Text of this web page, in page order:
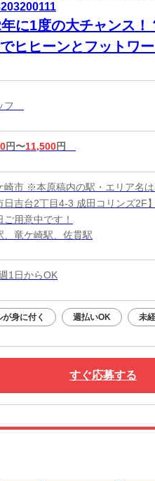
に1度の大チャンス
ヒヒーンとフットワ
フ
円〜11,500円
崎市 ※本原稿内の駅・エリア名
日吉台2丁目4-3 成田コリンズ2F
用意中です！
、竜ケ崎駅、佐貫駅
1日からOK
が身に付く 週払いOK 未
すぐ応募する